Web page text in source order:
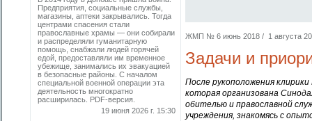
Предприятия, социальные службы,
магазины, аптеки закрывались. Тогда
центрами спасения стали
православные храмы — они собирали
и распределяли гуманитарную
помощь, снабжали людей горячей
едой, предоставляли им временное
убежище, занимались их эвакуацией
в безопасные районы. С началом
специальной военной операции эта
деятельность многократно
расширилась. PDF-версия.
19 июня 2026 г. 15:30
ЖМП № 6 июнь 2018 / 1 августа
Задачи и
После рукоположения
которая организована
обителью и православной
учреждения, знакомясь с